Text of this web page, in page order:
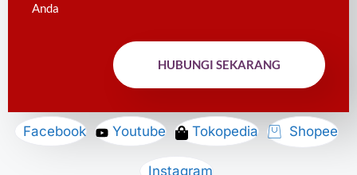
Anda
HUBUNGI SEKARANG
Facebook Youtube Tokopedia Shopee
Instagram